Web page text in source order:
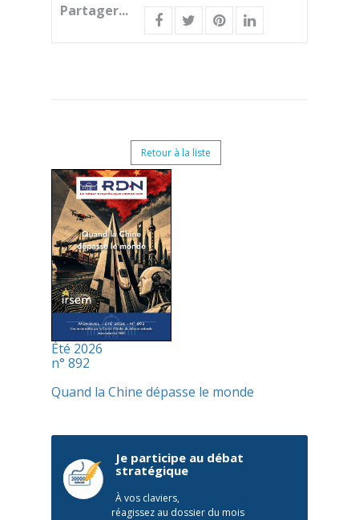
Partager...
Retour à la liste
Été 2026
n° 892
Quand la Chine dépasse le monde
Je participe au débat
stratégique
À vos claviers,
réagissez au dossier du mois